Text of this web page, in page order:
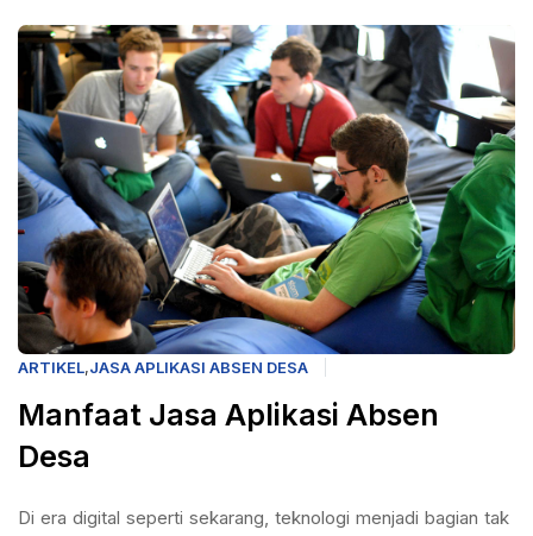
ARTIKEL,JASA APLIKASI ABSEN DESA
Manfaat Jasa Aplikasi Absen
Desa
Di era digital seperti sekarang, teknologi menjadi bagian tak